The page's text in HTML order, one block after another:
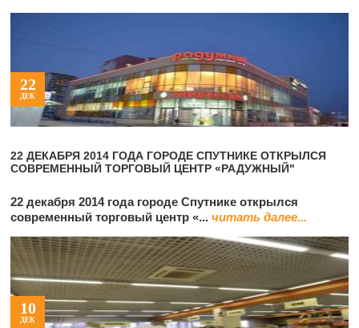
22
ДЕК
22 ДЕКАБРЯ 2014 ГОДА ГОРОДЕ СПУТНИКЕ ОТКРЫЛСЯ
СОВРЕМЕННЫЙ ТОРГОВЫЙ ЦЕНТР «РАДУЖНЫЙ"
22 декабря 2014 года городе Спутнике открылся
современный торговый центр «...читать далее...
10
ДЕК